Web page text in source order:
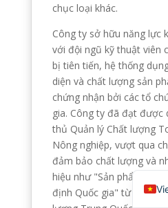
chục loại khác.
Công ty sở hữu năng lực
với đội ngũ kỹ thuật viên
bị tiên tiến, hệ thống
diện và chất lượng sản
chứng nhận bởi các tổ
gia. Công ty đã đạt được
thủ Quản lý Chất lượng
Nông nghiệp, vượt qua
đảm bảo chất lượng và
hiệu như "Sản phẩm Đạt
định Quốc gia" từ Hiệp